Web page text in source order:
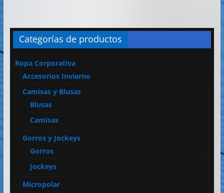
Categorías de productos
Ropa Corporativa
Accesorios Invierno
Camisas y Blusas
Blusas
Camisas
Gorros y Jockeys
Gorros
Jockeys
Micropolar